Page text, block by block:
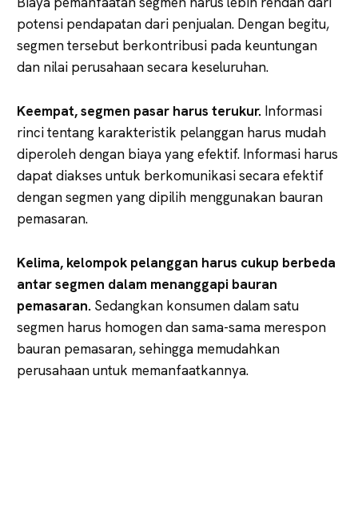
potensi pendapatan dari penjualan. Dengan begitu,
segmen tersebut berkontribusi pada keuntungan
dan nilai perusahaan secara keseluruhan.
Keempat,segmen pasar harus terukur. Informasi
rinci tentang karakteristik pelanggan harus mudah
diperoleh dengan biaya yang efektif. Informasi harus
dapat diakses untuk berkomunikasi secara efektif
dengan segmen yang dipilih menggunakan bauran
pemasaran.
Kelima, kelompok pelanggan harus cukup berbeda
antarsegmen dalam menanggapi bauran
pemasaran. Sedangkan konsumen dalam satu
segmen harus homogen dan sama-sama merespon
bauran pemasaran, sehingga memudahkan
perusahaan untuk memanfaatkannya.